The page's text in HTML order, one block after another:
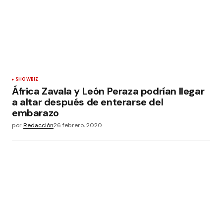
SHOWBIZ
África Zavala y León Peraza podrían llegar
a altar después de enterarse del
embarazo
porRedacción26 febrero, 2020